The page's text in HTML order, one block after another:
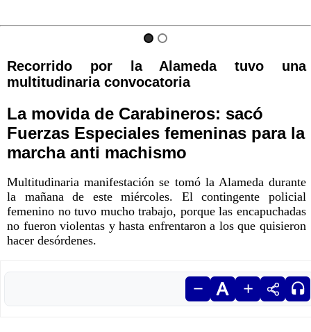
Recorrido por la Alameda tuvo una
multitudinaria convocatoria
La movida de Carabineros: sacó
Fuerzas Especiales femeninas para la
marcha anti machismo
Multitudinaria manifestación se tomó la Alameda durante
la mañana de este miércoles. El contingente policial
femenino no tuvo mucho trabajo, porque las encapuchadas
no fueron violentas y hasta enfrentaron a los que quisieron
hacer desórdenes.